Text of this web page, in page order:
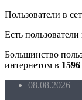
Пользователи в
Есть пользователи
Большинство
интернетом в 1596
08.08.2026